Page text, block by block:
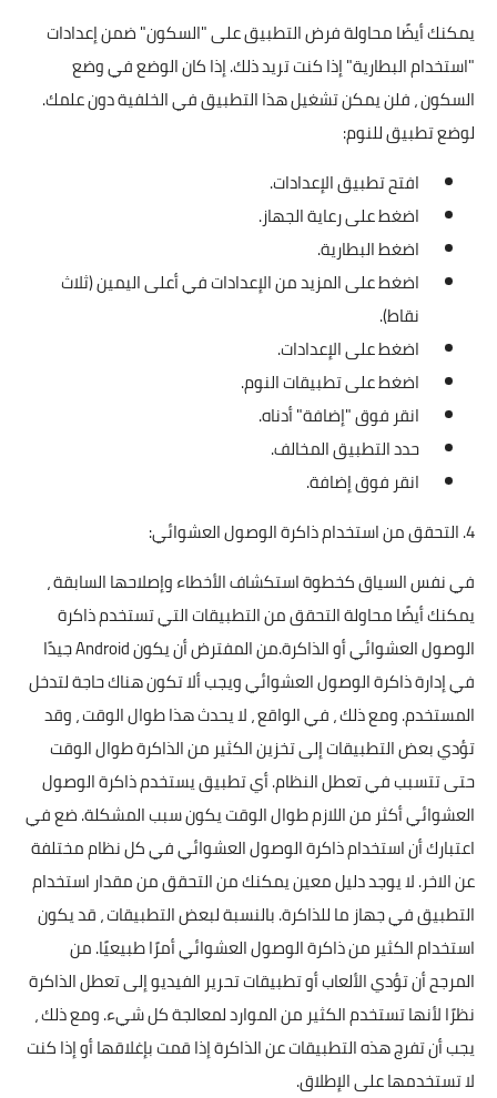
يمكنك أيضًا محاولة فرض التطبيق على "السكون" ضمن إعدادات
"استخدام البطارية" إذا كنت تريد ذلك. إذا كان الوضع في وضع
السكون ، فلن يمكن تشغيل هذا التطبيق في الخلفية دون علمك.
لوضع تطبيق للنوم:
افتح تطبيق الإعدادات.
اضغط على رعاية الجهاز.
اضغط البطارية.
اضغط على المزيد من الإعدادات في أعلى اليمين (ثلاث
نقاط).
اضغط على الإعدادات.
اضغط على تطبيقات النوم.
انقر فوق "إضافة" أدناه.
حدد التطبيق المخالف.
انقر فوق إضافة.
4. التحقق من استخدام ذاكرة الوصول العشوائي:
في نفس السياق كخطوة استكشاف الأخطاء وإصلاحها السابقة ،
يمكنك أيضًا محاولة التحقق من التطبيقات التي تستخدم ذاكرة
الوصول العشوائي أو الذاكرة.من المفترض أن يكون Android جيدًا
في إدارة ذاكرة الوصول العشوائي ويجب ألا تكون هناك حاجة لتدخل
المستخدم. ومع ذلك ، في الواقع ، لا يحدث هذا طوال الوقت ، وقد
تؤدي بعض التطبيقات إلى تخزين الكثير من الذاكرة طوال الوقت
حتى تتسبب في تعطل النظام. أي تطبيق يستخدم ذاكرة الوصول
العشوائي أكثر من اللازم طوال الوقت يكون سبب المشكلة. ضع في
اعتبارك أن استخدام ذاكرة الوصول العشوائي في كل نظام مختلفة
عن الاخر. لا يوجد دليل معين يمكنك من التحقق من مقدار استخدام
التطبيق في جهاز ما للذاكرة. بالنسبة لبعض التطبيقات ، قد يكون
استخدام الكثير من ذاكرة الوصول العشوائي أمرًا طبيعيًا. من
المرجح أن تؤدي الألعاب أو تطبيقات تحرير الفيديو إلى تعطل الذاكرة
نظرًا لأنها تستخدم الكثير من الموارد لمعالجة كل شيء. ومع ذلك ،
يجب أن تفرج هذه التطبيقات عن الذاكرة إذا قمت بإغلاقها أو إذا كنت
لا تستخدمها على الإطلاق.